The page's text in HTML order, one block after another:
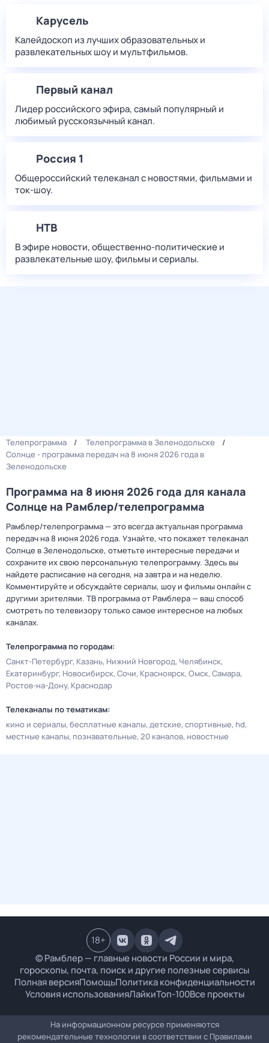
Карусель
Калейдоскоп из лучших образовательных и
развлекательных шоу и мультфильмов.
Первый канал
Лидер российского эфира, самый популярный и
любимый русскоязычный канал.
Россия 1
Общероссийский телеканал с новостями, фильмами и
ток-шоу.
НТВ
В эфире новости, общественно-политические и
развлекательные шоу, фильмы и сериалы.
Телепрограмма
Телепрограмма в Зеленодольске
Солнце - программа передач на 8 июня 2026 года в
Зеленодольске
Программа на 8 июня 2026 года для канала
Солнце на Рамблер/телепрограмма
Рамблер/телепрограмма — это всегда актуальная программа
передач на 8 июня 2026 года. Узнайте, что покажет телеканал
Солнце в Зеленодольске, отметьте интересные передачи и
сохраните их свою персональную телепрограмму. Здесь вы
найдете расписание на сегодня, на завтра и на неделю.
Комментируйте и обсуждайте сериалы, шоу и фильмы онлайн с
другими зрителями. ТВ программа от Рамблера — ваш способ
смотреть по телевизору только самое интересное на любых
каналах.
Телепрограмма по городам:
Санкт-Петербург Казань Нижний Новгород Челябинск
Екатеринбург Новосибирск Сочи Красноярск Омск Самара
Ростов-на-Дону Краснодар
Телеканалы по тематикам:
кино и сериалы бесплатные каналы детские спортивные hd
местные каналы познавательные 20 каналов новостные
© Рамблер — главные новости России и мира,
гороскопы, почта, поиск и другие полезные сервисы
Полная версияПомощьПолитика конфиденциальности
Условия использованияЛайкиТоп-100Все проекты
18+
На информационном ресурсе применяются
рекомендательные технологии в соответствии с Правилами